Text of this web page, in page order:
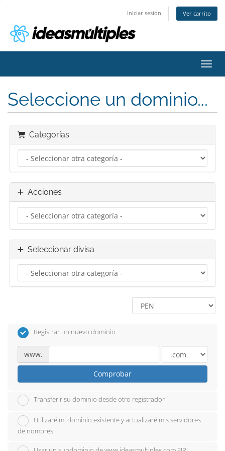
Iniciar sesión Ver carrito
Seleccione un dominio...
Categorías
Acciones
Seleccionar divisa
Registrar un nuevo dominio
www.
Comprobar
Transferir su dominio desde otro registrador
Utilizaré mi dominio existente y actualizaré mis servidores
de nombres